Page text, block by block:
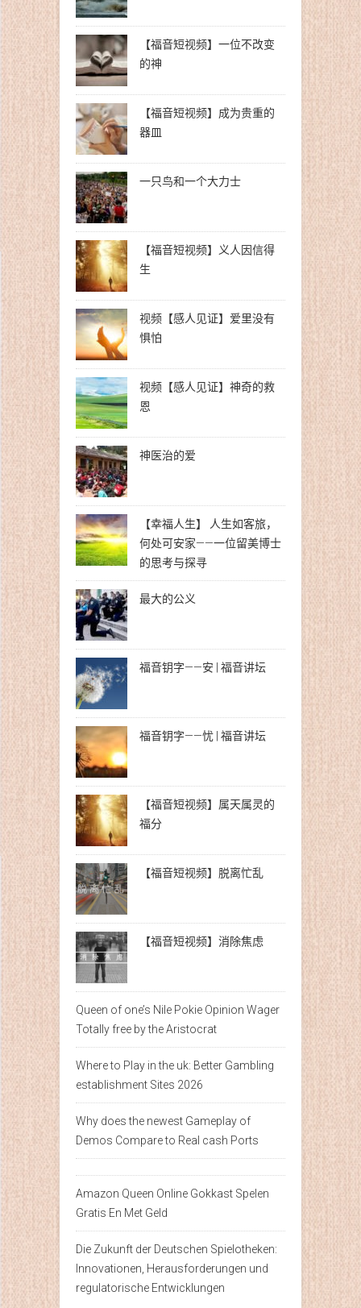
【福音短视频】一位不改变
的神
【福音短视频】成为贵重的
器皿
一只鸟和一个大力士
【福音短视频】义人因信得
生
视频【感人见证】爱里没有
惧怕
视频【感人见证】神奇的救
恩
神医治的爱
【幸福人生】 人生如客旅，
何处可安家——一位留美博士
的思考与探寻
最大的公义
福音钥字——安 | 福音讲坛
福音钥字——忧 | 福音讲坛
【福音短视频】属天属灵的
福分
【福音短视频】脱离忙乱
【福音短视频】消除焦虑
Queen of one’s Nile Pokie Opinion Wager
Totally free by the Aristocrat
Where to Play in the uk: Better Gambling
establishment Sites 2026
Why does the newest Gameplay of
Demos Compare to Real cash Ports
Amazon Queen Online Gokkast Spelen
Gratis En Met Geld
Die Zukunft der Deutschen Spielotheken:
Innovationen, Herausforderungen und
regulatorische Entwicklungen